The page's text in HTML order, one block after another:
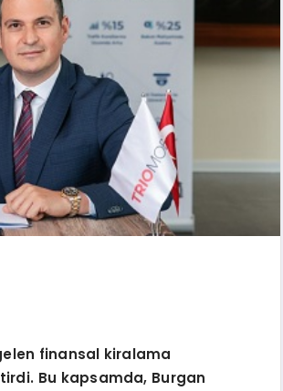
finansal kiralama
Bu kapsamda, Burgan